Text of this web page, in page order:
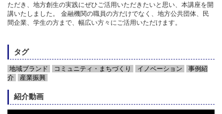
ただき、地方創生の実践にぜひご活用いただきたいと思い、本講座を開
講いたしました。 金融機関の職員の方だけでなく、地方公共団体、民
間企業、学生の方まで、幅広い方々にご活用いただけます。
タグ
地域ブランド コミュニティ・まちづくり イノベーション
事例紹
介
産業振興
紹介動画